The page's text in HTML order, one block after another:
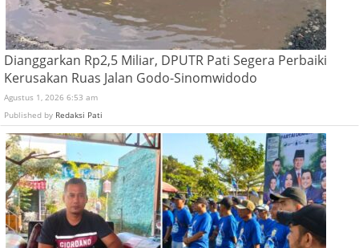
Dianggarkan Rp2,5 Miliar, DPUTR Pati Segera Perbaiki
Kerusakan Ruas Jalan Godo-Sinomwidodo
Agustus 1, 2026 6:53 am
Published by Redaksi Pati